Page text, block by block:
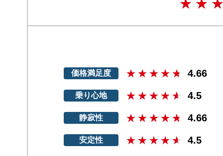
価格満足度 4.66
乗り心地 4.5
静寂性 4.66
安定性 4.5